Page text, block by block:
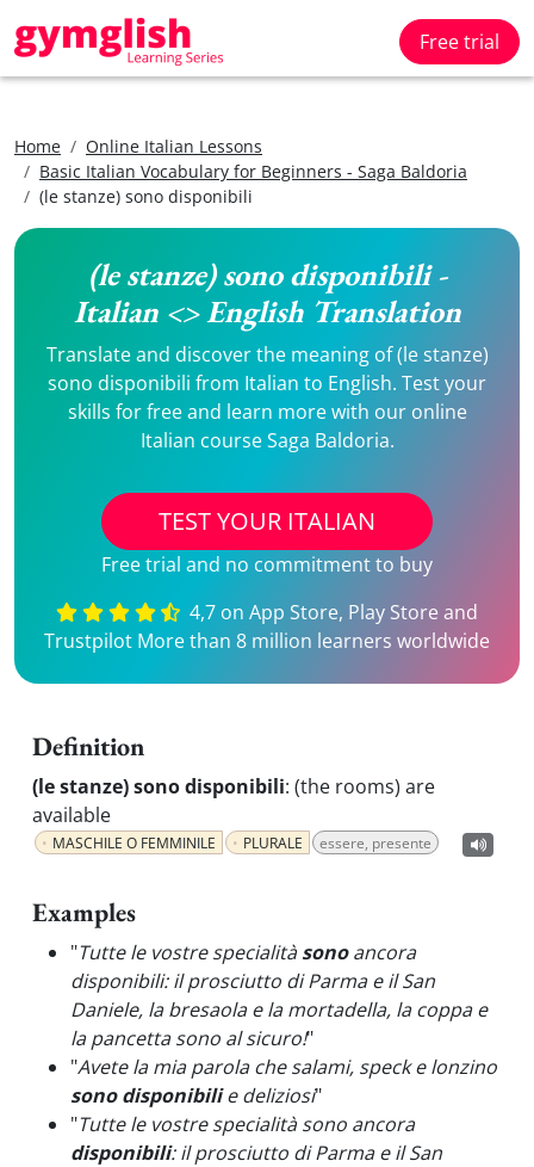
Free trial
Home
Online Italian Lessons
Basic Italian Vocabulary for Beginners - Saga Baldoria
(le stanze) sono disponibili
(le stanze) sono disponibili -
Italian <> English Translation
Translate and discover the meaning of (le stanze)
sono disponibili from Italian to English. Test your
skills for free and learn more with our online
Italian course Saga Baldoria.
TEST YOUR ITALIAN
Free trial and no commitment to buy
4,7 on App Store, Play Store and
Trustpilot More than 8 million learners worldwide
Definition
(le stanze) sono disponibili: (the rooms) are
available
MASCHILE O FEMMINILE PLURALE essere, presente
Examples
"Tutte le vostre specialitàsonoancora
disponibili: il prosciutto di Parma e il San
Daniele, la bresaola e la mortadella, la coppa e
la pancetta sono al sicuro!"
"Avete la mia parola che salami, speck e lonzino
sono disponibilie deliziosi"
"Tutte le vostre specialità sono ancora
disponibili: il prosciutto di Parma e il San